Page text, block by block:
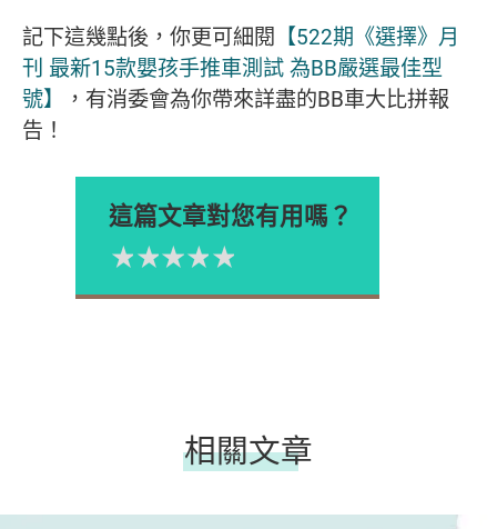
記下這幾點後，你更可細閱 【522期《選擇》月
刊 最新15款嬰孩手推車測試 為BB嚴選最佳型
號】
，有消委會為你帶來詳盡的BB車大比拼報
告！
這篇文章對您有用嗎？
Please rate
4星
3星
2星
1星
相關文章